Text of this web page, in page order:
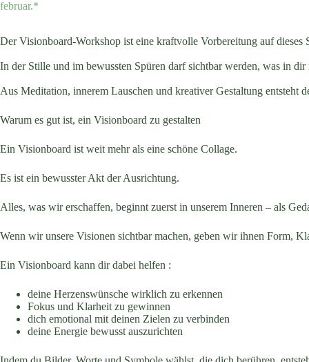
februar.*
Der Visionboard-Workshop ist eine kraftvolle Vorbereitung auf dieses
In der Stille und im bewussten Spüren darf sichtbar werden, was in
Aus Meditation, innerem Lauschen und kreativer Gestaltung
Warum es gut ist, ein Visionboard zu gestalten
Ein Visionboard ist weit mehr als eine schöne Collage.
Es ist ein bewusster Akt der Ausrichtung.
Alles, was wir erschaffen, beginnt zuerst in unserem Inneren – als
Wenn wir unsere Visionen sichtbar machen, geben wir ihnen Form,
Ein Visionboard kann dir dabei helfen :
deine Herzenswünsche wirklich zu erkennen
Fokus und Klarheit zu gewinnen
dich emotional mit deinen Zielen zu verbinden
deine Energie bewusst auszurichten